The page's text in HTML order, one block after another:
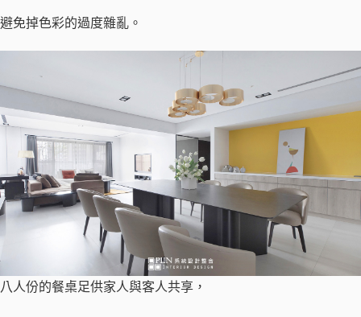
​避免掉色彩的過度雜亂。
八人份的餐桌足供家人與客人共享，